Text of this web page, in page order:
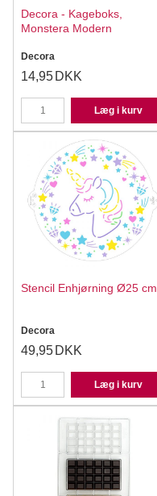
Decora - Kageboks,
Monstera Modern
Decora
14,95 DKK
Læg i kurv
Stencil Enhjørning Ø25 cm
Decora
49,95 DKK
Læg i kurv